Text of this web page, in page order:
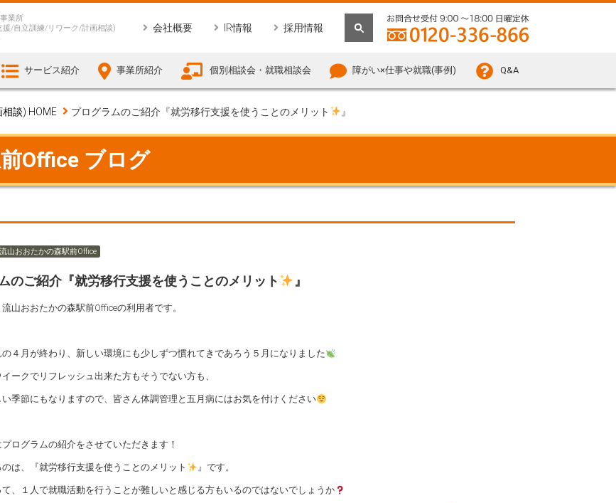
業所
援/自立訓練/リワーク/計画相談)
会社概要 IR情報 採用情報
サービス紹介 事業所紹介 個別相談会・就職相談会 障がい×仕事や就職(事例) Q&A
談) HOME プログラムのご紹介『就労移行支援を使うことのメリット 』
Office ブログ
流山おおたかの森駅前Office
のご紹介『就労移行支援を使うことのメリット 』
山おおたかの森駅前Officeの利用者です。
４月が終わり、新しい環境にも少しずつ慣れてきであろう５月になりました
ークでリフレッシュ出来た方もそうでない方も、
季節にもなりますので、皆さん体調管理と五月病にはお気を付けください
ログラムの紹介をさせていただきます！
は、『就労移行支援を使うことのメリット 』です。
、１人で就職活動を行うことが難しいと感じる方もいるのではないでしょうか